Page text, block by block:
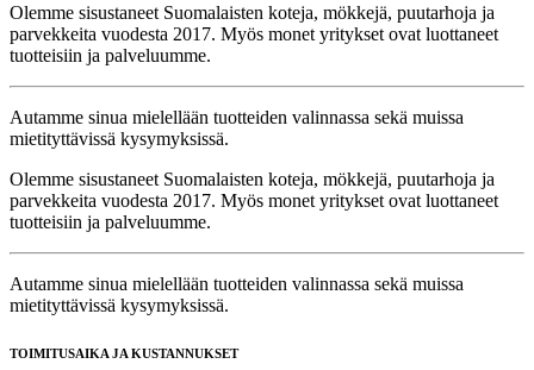
Olemme sisustaneet Suomalaisten koteja, mökkejä, puutarhoja ja
parvekkeita vuodesta 2017. Myös monet yritykset ovat luottaneet
tuotteisiin ja palveluumme.
Autamme sinua mielellään tuotteiden valinnassa sekä muissa
mietityttävissä kysymyksissä.
Olemme sisustaneet Suomalaisten koteja, mökkejä, puutarhoja ja
parvekkeita vuodesta 2017. Myös monet yritykset ovat luottaneet
tuotteisiin ja palveluumme.
Autamme sinua mielellään tuotteiden valinnassa sekä muissa
mietityttävissä kysymyksissä.
TOIMITUSAIKA JA KUSTANNUKSET